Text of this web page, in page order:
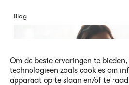
Om de beste ervaringen te
technologieën zoals cookies om
apparaat op te slaan en/of te
Blog